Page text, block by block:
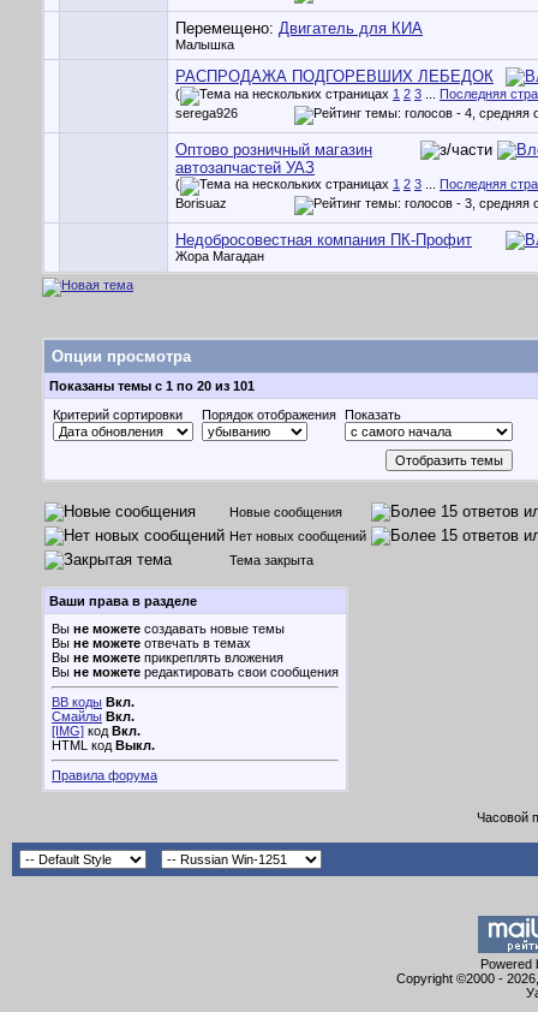
Перемещено: Двигатель для КИА
Малышка
РАСПРОДАЖА ПОДГОРЕВШИХ ЛЕБЕДОК
( 1 2 3
Последняя
serega926
Оптово розничный магазин
автозапчастей УАЗ
( 1 2 3
Последняя
Borisuaz
Недобросовестная компания ПК-Профит
Жора Магадан
Опции просмотра
Показаны темы с 1 по 20 из 101
Критерий сортировки
Порядок отображения Показать
Новые сообщения
Нет новых сообщений
Тема закрыта
Ваши права в разделе
Вы не можете создавать новые темы
Вы не можете отвечать в темах
Вы не можете прикреплять вложения
Вы не можете редактировать свои сообщения
BB коды Вкл.
Смайлы Вкл.
[IMG] код Вкл.
HTML код Выкл.
Правила форума
Часовой
Powered
Copyright ©2000 -